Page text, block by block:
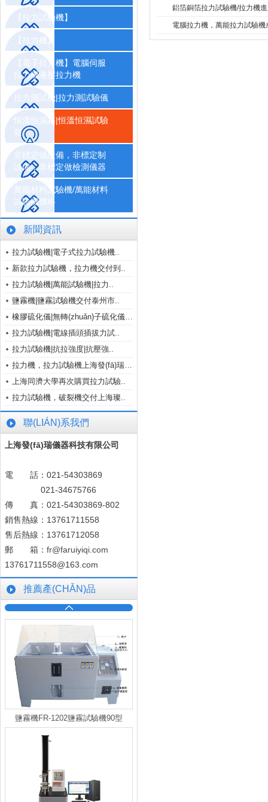
【拉力試驗機】
【拉力機】
【電子拉力機】電腦伺服
拉力機液壓拉力機
拉力測試機|拉力測試驗儀
恒溫恒濕箱|恒溫恒濕試驗
箱
非標定做設備，非標定制
設備，非標定做檢測儀器
萬能材料試驗機/萬能材料
試驗機價格
新聞資訊
拉力試驗機|電子式拉力試驗機..
新款拉力試驗機，拉力機交付到..
拉力試驗機|萬能試驗機|拉力..
鹽霧機|鹽霧試驗機交付泰州市..
橡膠硫化儀|無轉(zhuǎn)子硫化儀成功..
拉力試驗機|電線插頭插拔力試..
拉力試驗機|抗拉強度|抗壓強..
拉力機，拉力試驗機上海發(fā)瑞儀..
上海同濟大學再次購買拉力試驗..
拉力試驗機，破裂機交付上海璨..
聯(LIÁN)系我們
上海發(fā)瑞儀器科技有限公司
電 話：021-54303869
021-34675766
傳 真：021-54303869-802
銷售熱線：13761711558
售后熱線：13761712058
郵 箱： fr@faruiyiqi.com
13761711558@163.com
推薦產(CHǍN)品
鹽霧機FR-1202鹽霧試驗機90型
鋁箔銅箔拉力試驗機/拉力機
電腦拉力機，萬能拉力試